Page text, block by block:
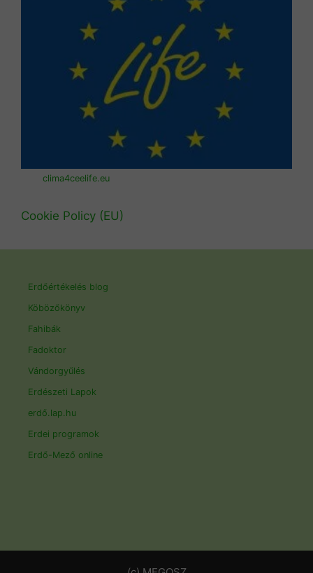
clima4ceelife.eu
Cookie Policy (EU)
Erdőértékelés blog
Köbözőkönyv
Fahibák
Fadoktor
Vándorgyűlés
Erdészeti Lapok
erdő.lap.hu
Erdei programok
Erdő-Mező online